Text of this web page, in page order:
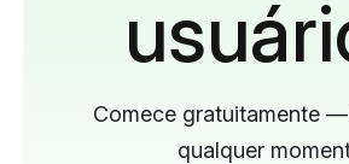
Comece gratuitamente
qualquer